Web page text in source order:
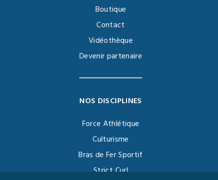
Boutique
Contact
Vidéothèque
Devenir partenaire
NOS DISCIPLINES
Force Athlétique
Culturisme
Bras de Fer Sportif
Strict Curl